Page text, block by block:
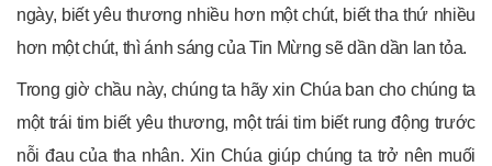
ngày, biết yêu thương nhiều hơn một chút, biết tha thứ nhiều
hơn một chút, thì ánh sáng của Tin Mừng sẽ dần dần lan tỏa.
Trong giờ chầu này, chúng ta hãy xin Chúa ban cho chúng ta
một trái tim biết yêu thương, một trái tim biết rung động trước
nỗi đau của tha nhân. Xin Chúa giúp chúng ta trở nên muối